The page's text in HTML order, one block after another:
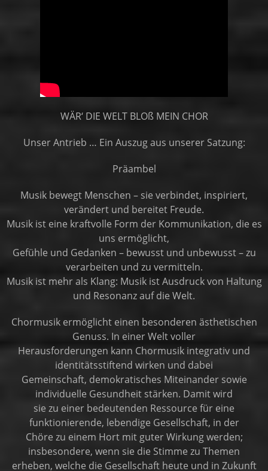
WÄR‘ DIE WELT BLOß MEIN CHOR
Unser Antrieb … Ein Auszug aus unserer Satzung:
Präambel
Musik bewegt Menschen – sie verbindet, inspiriert,
verändert und bereitet Freude.
Musik ist eine kraftvolle Form der Kommunikation, die es
uns ermöglicht,
Gefühle und Gedanken – bewusst und unbewusst – zu
verarbeiten und zu vermitteln.
Musik ist mehr als Klang: Musik ist Ausdruck von Haltung
und Resonanz auf die Welt.
Chormusik ermöglicht einen besonderen ästhetischen
Genuss. In einer Welt voller
Herausforderungen kann Chormusik integrativ und
identitätsstiftend wirken und dabei
Gemeinschaft, demokratisches Miteinander sowie
individuelle Gesundheit stärken. Damit wird
sie zu einer bedeutenden Ressource für eine
funktionierende, lebendige Gesellschaft, in der
Chöre zu einem Hort mit guter Wirkung werden;
insbesondere, wenn sie die Stimme zu Themen
erheben, welche die Gesellschaft heute und in Zukunft